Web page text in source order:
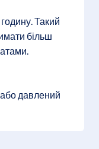
Такий
більш
давлений